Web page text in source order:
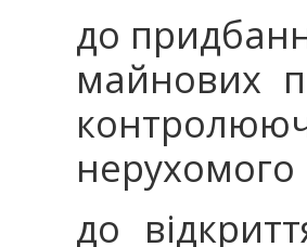
до
майнових
до